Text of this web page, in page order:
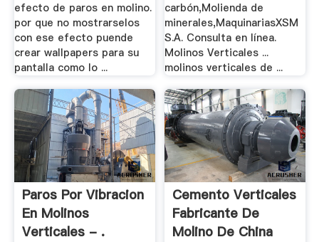
efecto de paros en molino.
por que no mostrarselos
con ese efecto puende
crear wallpapers para su
pantalla como lo ...
carbón,Molienda de
minerales,MaquinariasXSM
S.A. Consulta en línea.
Molinos Verticales ...
molinos verticales de ...
Paros Por Vibracion
En Molinos
Verticales - .
Cemento Verticales
Fabricante De
Molino De China